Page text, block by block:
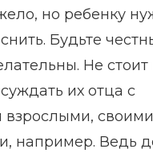
но ребенку
Будьте
Не стоит
их отца с
взрослыми, своими
например. Ведь